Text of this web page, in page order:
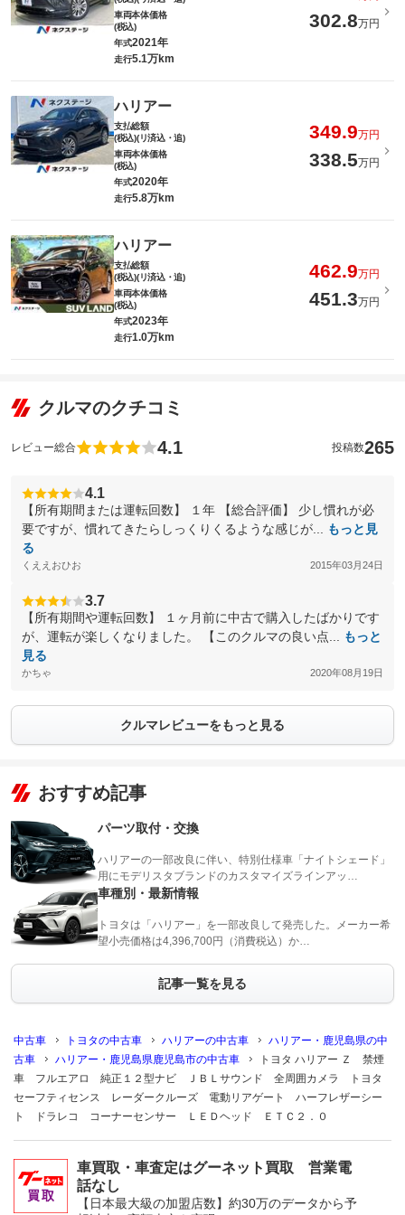
車両本体価格
(税込)
302.8万円
年式2021年
走行5.1万km
ハリアー
支払総額
(税込)(リ済込・追)
349.9万円
車両本体価格
(税込)
338.5万円
年式2020年
走行5.8万km
ハリアー
支払総額
(税込)(リ済込・追)
462.9万円
車両本体価格
(税込)
451.3万円
年式2023年
走行1.0万km
クルマのクチコミ
レビュー総合 4.1 投稿数265
4.1
【所有期間または運転回数】 １年 【総合評価】 少し慣れが必
要ですが、慣れてきたらしっくりくるような感じが...
もっと見
る
くええおひお 2015年03月24日
3.7
【所有期間や運転回数】 １ヶ月前に中古で購入したばかりです
が、運転が楽しくなりました。 【このクルマの良い点...
もっと
見る
かちゃ 2020年08月19日
クルマレビューをもっと見る
おすすめ記事
パーツ取付・交換
ハリアーの一部改良に伴い、特別仕様車「ナイトシェード」
用にモデリスタブランドのカスタマイズラインアッ…
車種別・最新情報
トヨタは「ハリアー」を一部改良して発売した。メーカー希
望小売価格は4,396,700円（消費税込）か…
記事一覧を見る
中古車 トヨタの中古車 ハリアーの中古車
ハリアー・鹿児島県の中
古車
ハリアー・鹿児島県鹿児島市の中古車
トヨタ ハリアー Ｚ 禁煙
車 フルエアロ 純正１２型ナビ ＪＢＬサウンド 全周囲カメラ トヨタ
セーフティセンス レーダークルーズ 電動リアゲート ハーフレザーシー
ト ドラレコ コーナーセンサー ＬＥＤヘッド ＥＴＣ２．０
車買取・車査定はグーネット買取 営業電
話なし
【日本最大級の加盟店数】約30万のデータから予